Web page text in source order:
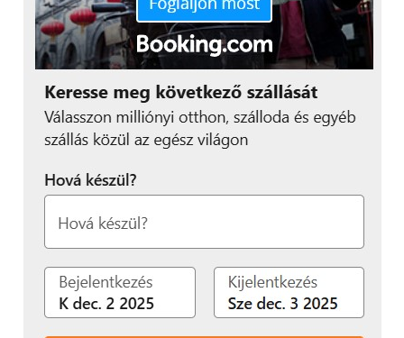
mindegyik szegmens számára szeretnének olyan új
készülékeket bemutatni, amelyekkel azok tovább
fokozhatják termelékenységüket és csökkenthetik a
költségeiket